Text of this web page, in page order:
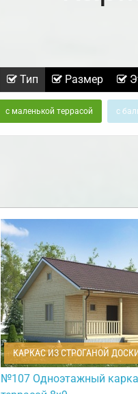
Тип Размер
с маленькой террасой с
КАРКАС ИЗ СТРОГАНОЙ
№107 Одноэтажный